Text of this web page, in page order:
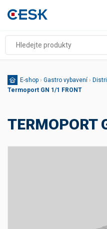
E-shop › Gastro vybavení ›
Termoport GN 1/1 FRONT
TERMOPORT